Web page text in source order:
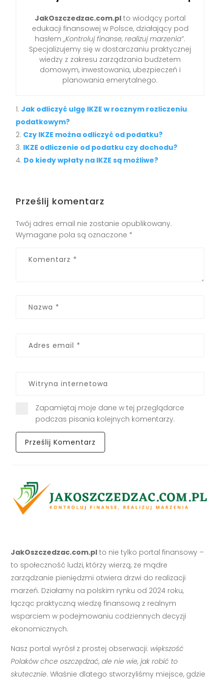
JakOszczedzac.com.plto wiodący portal
edukacji finansowej w Polsce, działający pod
hasłem „Kontroluj finanse, realizuj marzenia”.
Specjalizujemy się w dostarczaniu praktycznej
wiedzy z zakresu zarządzania budżetem
domowym, inwestowania, ubezpieczeń i
planowania emerytalnego.
Jak odliczyć ulgę IKZE w rocznym rozliczeniu
podatkowym?
Czy IKZE można odliczyć od podatku?
IKZE odliczenie od podatku czy dochodu?
Do kiedy wpłaty na IKZE są możliwe?
Prześlij komentarz
Twój adres email nie zostanie opublikowany.
Wymagane pola są oznaczone *
Zapamiętaj moje dane w tej przeglądarce
podczas pisania kolejnych komentarzy.
JakOszczedzac.com.pl to nie tylko portal finansowy –
to społeczność ludzi, którzy wierzą, że mądre
zarządzanie pieniędzmi otwiera drzwi do realizacji
marzeń. Działamy na polskim rynku od 2024 roku,
łącząc praktyczną wiedzę finansową z realnym
wsparciem w podejmowaniu codziennych decyzji
ekonomicznych.
Nasz portal wyrósł z prostej obserwacji: większość
Polaków chce oszczędzać, ale nie wie, jak robić to
skutecznie. Właśnie dlatego stworzyliśmy miejsce, gdzie